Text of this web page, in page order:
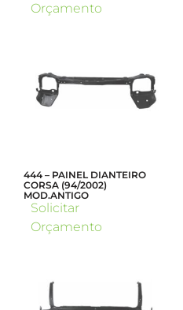
Orçamento
444 – PAINEL DIANTEIRO
CORSA (94/2002)
MOD.ANTIGO
Solicitar
Orçamento